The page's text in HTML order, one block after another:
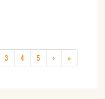
3 4 5 › »